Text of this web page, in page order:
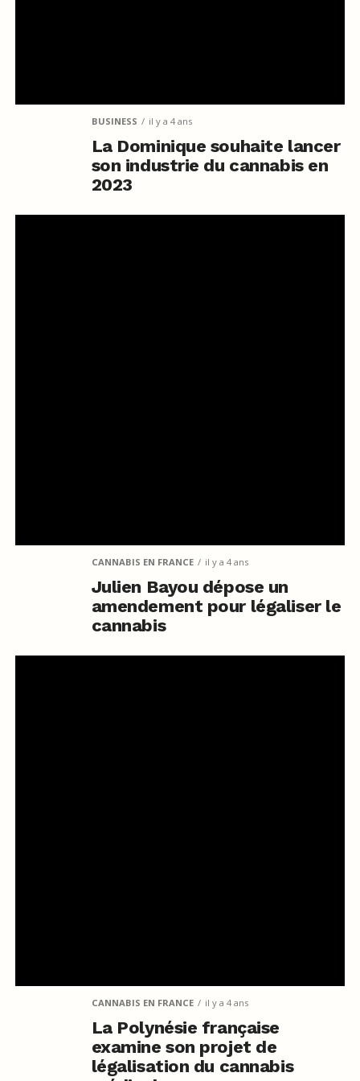
BUSINESS il y a 4 ans
La Dominique souhaite lancer
son industrie du cannabis en
2023
CANNABIS EN FRANCE il y a 4 ans
Julien Bayou dépose un
amendement pour légaliser le
cannabis
CANNABIS EN FRANCE il y a 4 ans
La Polynésie française
examine son projet de
légalisation du cannabis